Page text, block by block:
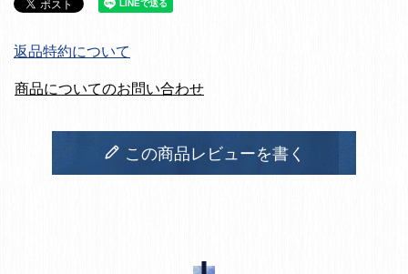
返品特約について
商品についてのお問い合わせ
この商品レビューを書く